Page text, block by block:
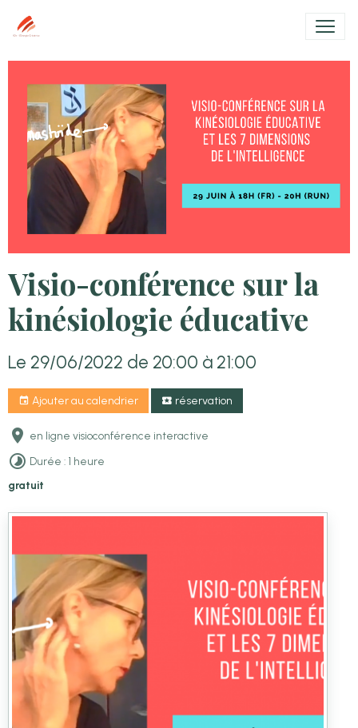
Visio-conférence sur la
kinésiologie éducative
Le 29/06/2022 de 20:00 à 21:00
Ajouter au calendrier réservation
en ligne visioconférence interactive
Durée : 1 heure
gratuit